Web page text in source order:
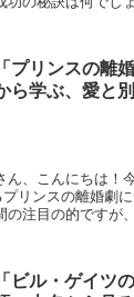
「プリンスの離
ら学ぶ、愛と
ん、こんにちは！
リンスの離婚劇
注目の的ですが
「ビル・ゲイツ